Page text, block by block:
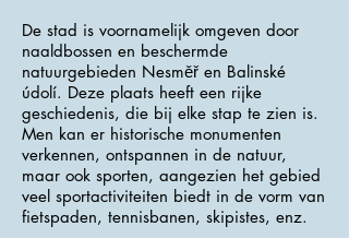
De stad is voornamelijk omgeven door
naaldbossen en beschermde
natuurgebieden Nesměř en Balinské
údolí. Deze plaats heeft een rijke
geschiedenis, die bij elke stap te zien is.
Men kan er historische monumenten
verkennen, ontspannen in de natuur,
maar ook sporten, aangezien het gebied
veel sportactiviteiten biedt in de vorm van
fietspaden, tennisbanen, skipistes, enz.